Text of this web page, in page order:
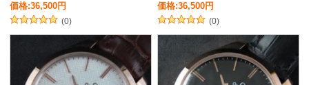
価格:36,500円
(0)
価格:36,500円
(0)